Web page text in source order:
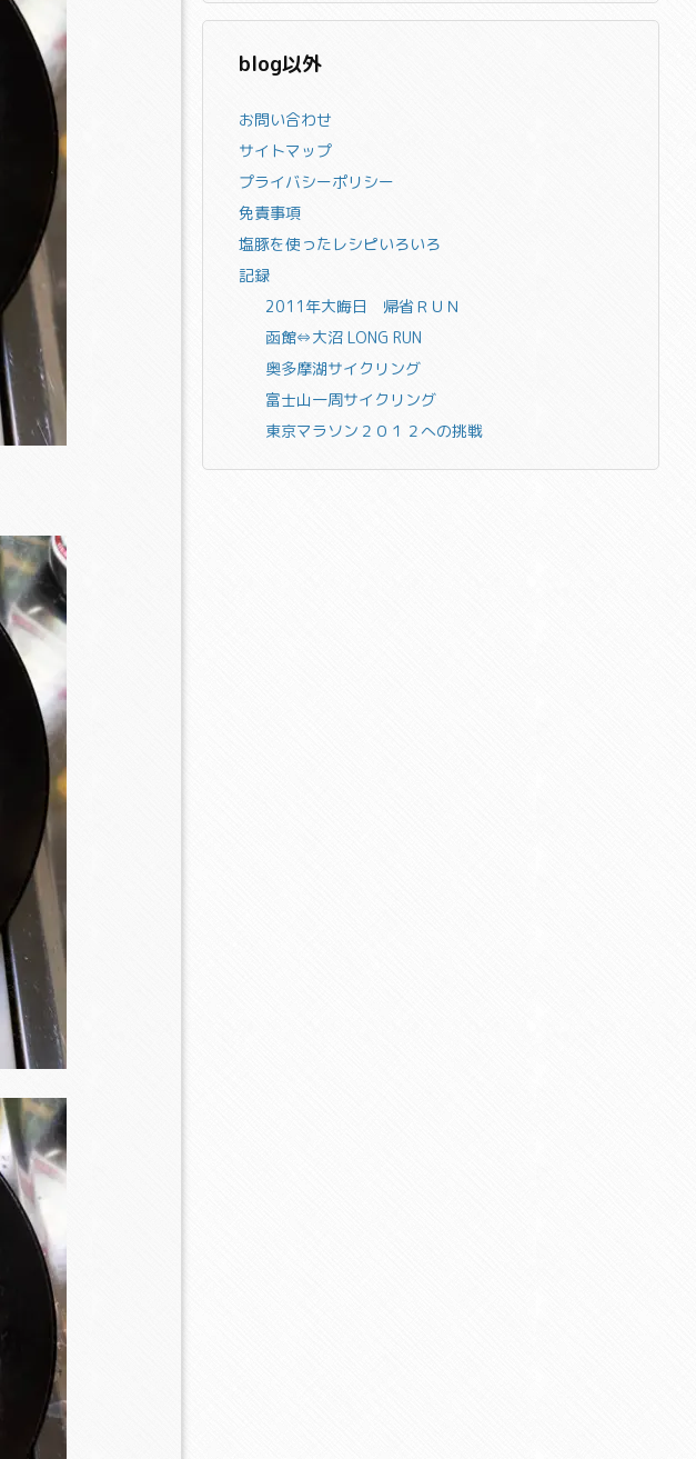
blog以外
お問い合わせ
サイトマップ
プライバシーポリシー
免責事項
塩豚を使ったレシピいろいろ
記録
2011年大晦日 帰省ＲＵＮ
函館⇔大沼 LONG RUN
奥多摩湖サイクリング
富士山一周サイクリング
東京マラソン２０１２への挑戦